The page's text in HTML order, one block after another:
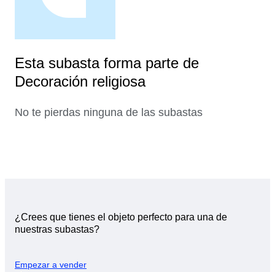
Esta subasta forma parte de
Decoración religiosa
No te pierdas ninguna de las subastas
¿Crees que tienes el objeto perfecto para una de
nuestras subastas?
Empezar a vender